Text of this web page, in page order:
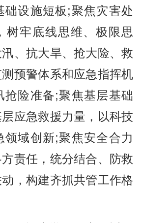
础设施短板;聚焦灾害处
树牢底线思维、极限思
、抗大旱、抢大险、救
预警体系和应急指挥机
抢险准备;聚焦基层基础
应急救援力量，以科技
领域创新;聚焦安全合力
责任，统分结合、防救
，构建齐抓共管工作格